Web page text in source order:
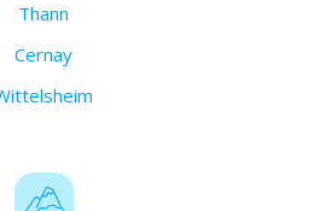
Thann
Cernay